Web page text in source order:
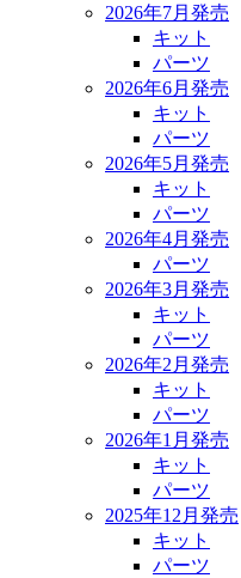
2026年7月発売
キット
パーツ
2026年6月発売
キット
パーツ
2026年5月発売
キット
パーツ
2026年4月発売
パーツ
2026年3月発売
キット
パーツ
2026年2月発売
キット
パーツ
2026年1月発売
キット
パーツ
2025年12月発売
キット
パーツ